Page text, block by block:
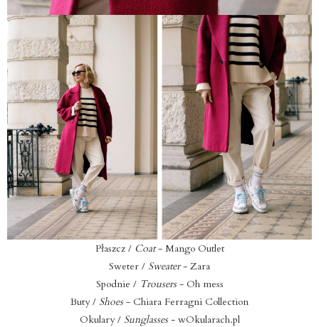
Płaszcz / Coat- Mango Outlet
Sweter / Sweater- Zara
Spodnie / Trousers- Oh mess
Buty / Shoes- Chiara Ferragni Collection
Okulary / Sunglasses- wOkularach.pl